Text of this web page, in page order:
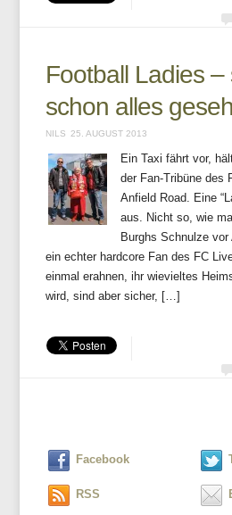
Football Ladies –
schon alles
NILS 25. AUGUST 2013
Ein Taxi fährt vor,
der Fan-Tribüne des
Anfield Road. Eine
aus. Nicht so, wie
Burghs Schnulze
ein echter hardcore Fan des FC
einmal erahnen, ihr wievieltes
wird, sind aber sicher, […]
Facebook
RSS